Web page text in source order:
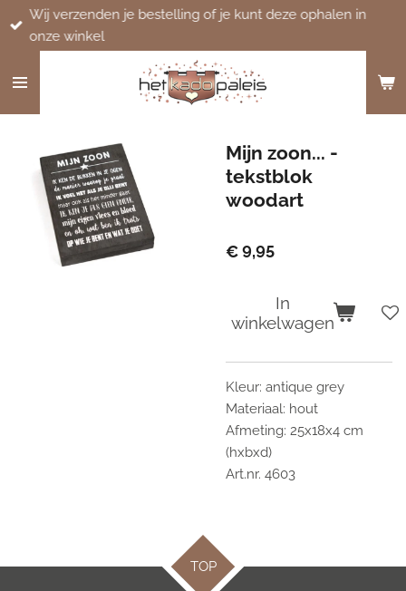
Ga
direct
de
Wij verzenden je bestelling of je kunt deze ophalen in
onze winkel
Mijn zoon... -
tekstblok
woodart
€ 9,95
In
winkelwagen
Kleur: antique grey
Materiaal: hout
Afmeting: 25x18x4 cm
(hxbxd)
Art.nr. 4603
TOP